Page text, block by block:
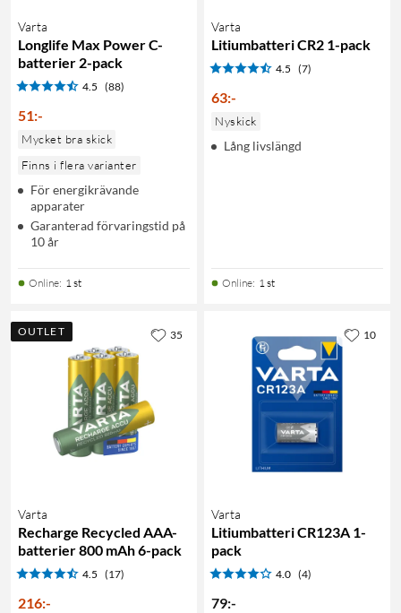
Varta
Longlife Max Power C-
batterier 2-pack
4.5 (88)
51:-
Mycket bra skick
Finns i flera varianter
För energikrävande
apparater
Garanterad förvaringstid på
10 år
Online: 1 st
Varta
Litiumbatteri CR2 1-pack
4.5 (7)
63:-
Nyskick
Lång livslängd
Online: 1 st
OUTLET
Varta
Recharge Recycled AAA-
batterier 800 mAh 6-pack
4.5 (17)
216:-
35
Varta
Litiumbatteri CR123A 1-
pack
4.0 (4)
79:-
10